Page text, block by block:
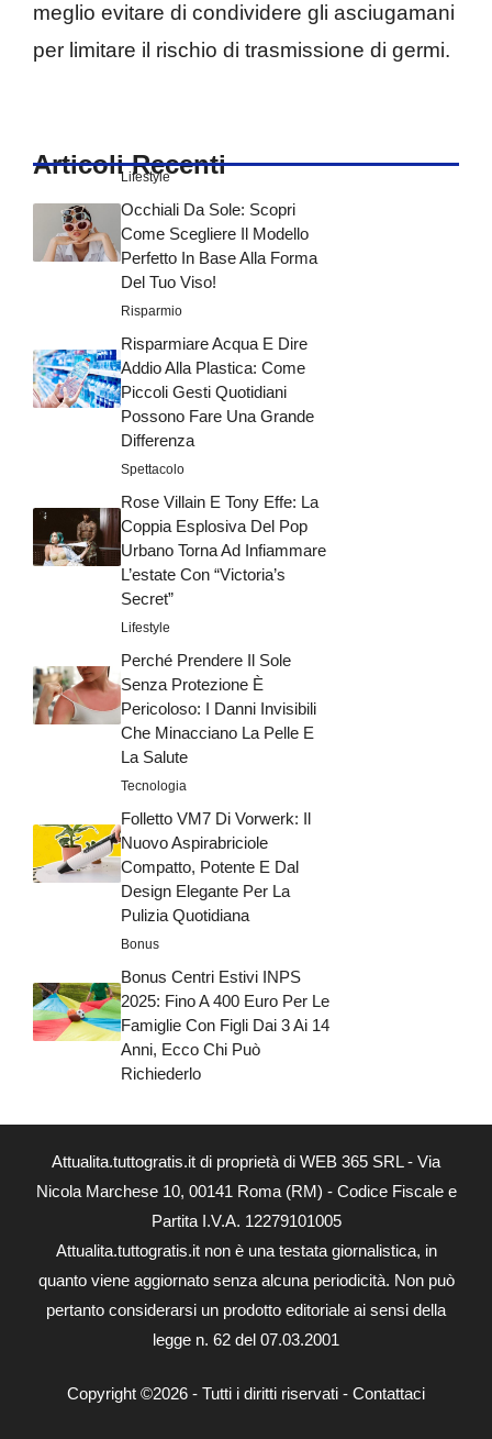
meglio evitare di condividere gli asciugamani
per limitare il rischio di trasmissione di germi.
Articoli Recenti
Lifestyle
Occhiali Da Sole: Scopri
Come Scegliere Il Modello
Perfetto In Base Alla Forma
Del Tuo Viso!
Risparmio
Risparmiare Acqua E Dire
Addio Alla Plastica: Come
Piccoli Gesti Quotidiani
Possono Fare Una Grande
Differenza
Spettacolo
Rose Villain E Tony Effe: La
Coppia Esplosiva Del Pop
Urbano Torna Ad Infiammare
L’estate Con “Victoria’s
Secret”
Lifestyle
Perché Prendere Il Sole
Senza Protezione È
Pericoloso: I Danni Invisibili
Che Minacciano La Pelle E
La Salute
Tecnologia
Folletto VM7 Di Vorwerk: Il
Nuovo Aspirabriciole
Compatto, Potente E Dal
Design Elegante Per La
Pulizia Quotidiana
Bonus
Bonus Centri Estivi INPS
2025: Fino A 400 Euro Per Le
Famiglie Con Figli Dai 3 Ai 14
Anni, Ecco Chi Può
Richiederlo
Attualita.tuttogratis.it di proprietà di WEB 365 SRL - Via
Nicola Marchese 10, 00141 Roma (RM) - Codice Fiscale e
Partita I.V.A. 12279101005
Attualita.tuttogratis.it non è una testata giornalistica, in
quanto viene aggiornato senza alcuna periodicità. Non può
pertanto considerarsi un prodotto editoriale ai sensi della
legge n. 62 del 07.03.2001
Copyright ©2026 - Tutti i diritti riservati - Contattaci